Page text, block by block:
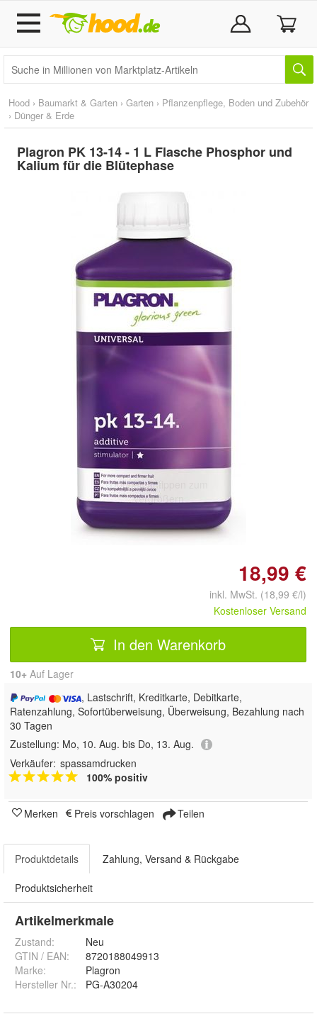
Hood › Baumarkt & Garten › Garten › Pflanzenpflege, Boden und Zubehör
› Dünger & Erde
Plagron PK 13-14 - 1 L Flasche Phosphor und
Kalium für die Blütephase
Doppelt antippen zum
vergrößern
18,99 €
inkl. MwSt. (18,99 €/l)
Kostenloser Versand
In den Warenkorb
10+ Auf Lager
, Lastschrift, Kreditkarte, Debitkarte,
Ratenzahlung, Sofortüberweisung, Überweisung, Bezahlung nach
30 Tagen
Zustellung: Mo, 10. Aug. bis Do, 13. Aug.
Verkäufer: spassamdrucken
100% positiv
Merken Preis vorschlagen Teilen
Produktdetails Zahlung, Versand & Rückgabe
Produktsicherheit
Artikelmerkmale
Zustand:
Neu
GTIN / EAN:
8720188049913
Marke:
Plagron
Hersteller Nr.:
PG-A30204